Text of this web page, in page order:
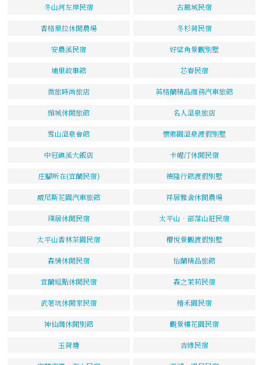
冬山河左岸民宿 古風城民宿
香格里拉休閒農場 冬杉荷民宿
安農溪民宿 好望角景觀別墅
埔里故事館 芯春民宿
微旅時尚旅店 英格蘭精品商務汽車旅館
頭城休閒旅館 名人溫泉旅店
雪山溫泉會館 懷鄉園溫泉渡假別墅
中冠礁溪大飯店 卡幄汀休閒民宿
庄腳所在(宜蘭民宿) 德隆行館渡假別墅
威尼斯花園汽車旅館 祥居雅舍休閒農場
璞居休閒民宿 太平山‧部落山莊民宿
太平山香林茶園民宿 櫻悅景觀渡假別墅
森情休閒民宿 怡蘭精品旅館
宜蘭逗點休閒民宿 森之茉莉民宿
武荖坑休閒家民宿 椿禾園民宿
神仙灣休閒別館 觀景樓花園民宿
玉荷塘 吉緣民宿